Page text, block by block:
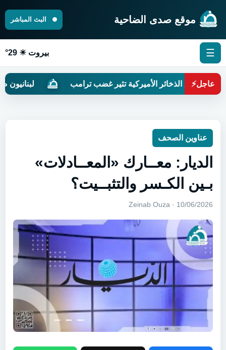
موقع صدى الضاحية البث المباشر
☰ بيروت ☀ 29°
عاجل⚡
الذخائر الأميركية تثير غضب ترامب لبنانيون ضدّ التطبيع
عناوين الصحف
الديار: معــارك «المعــادلات»
بـين الكـسر والتثبــيت؟
10/06/2026 · Zeinab Ouza